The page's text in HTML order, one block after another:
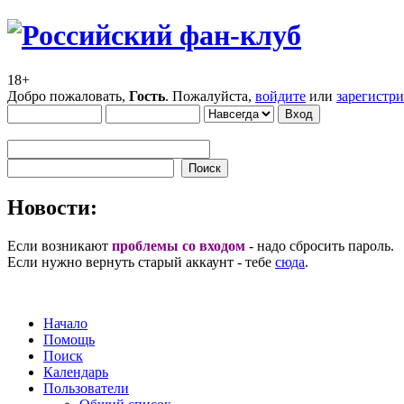
18+
Добро пожаловать, Гость. Пожалуйста, войдите или
Новости:
Если возникают проблемы со входом - надо сбросить пароль.
Если нужно вернуть старый аккаунт - тебе сюда.
Начало
Помощь
Поиск
Календарь
Пользователи